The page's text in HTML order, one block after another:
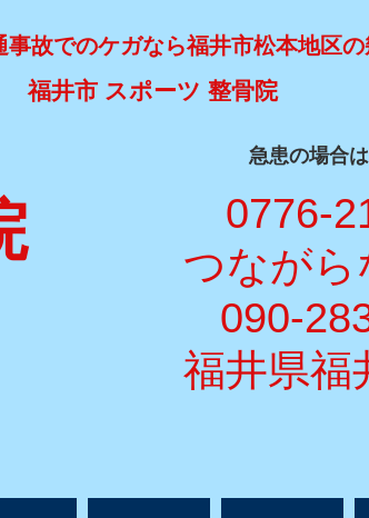
事故でのケガなら福井市松本地区
福井市 スポーツ 整骨院
急患の場合
0776-
つながら
090-
福井県福